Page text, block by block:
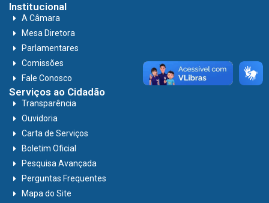
Institucional
A Câmara
Mesa Diretora
Parlamentares
Comissões
Fale Conosco
Serviços ao Cidadão
Transparência
Ouvidoria
Carta de Serviços
Boletim Oficial
Pesquisa Avançada
Perguntas Frequentes
Mapa do Site